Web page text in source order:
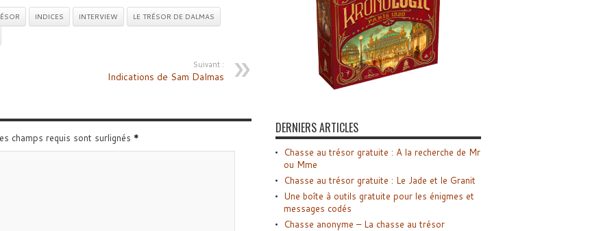
INDICES INTERVIEW
LE TRÉSOR DE DALMAS
Suivant :
Indications de Sam Dalmas
champs requis sont surlignés *
DERNIERS ARTICLES
Chasse au trésor gratuite : A la recherche de Mr
ou Mme
Chasse au trésor gratuite : Le Jade et le Granit
Une boîte à outils gratuite pour les énigmes et
messages codés
Chasse anonyme – La chasse au trésor